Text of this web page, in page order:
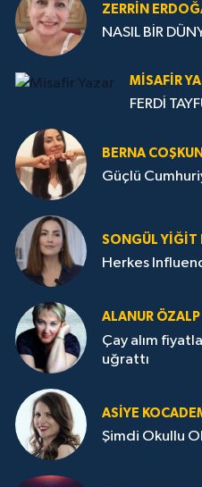
ZERRIN
NASIL BİR
MISAFIR
FERDİ
BERNA
Güçlü
SONGÜL YIĞIT
Herkes
ALANUR
Çay alım
uğrattı
ASIYE
Şimdi Okullu